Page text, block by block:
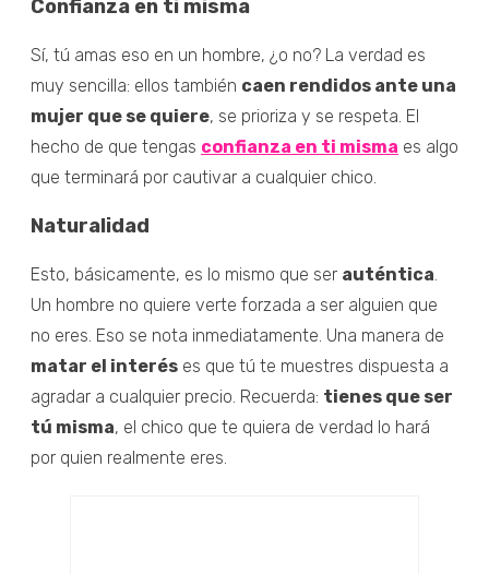
Confianza en ti misma
Sí, tú amas eso en un hombre, ¿o no? La verdad es
muy sencilla: ellos también caen rendidos ante una
mujer que se quiere, se prioriza y se respeta. El
hecho de que tengas confianza en ti misma es algo
que terminará por cautivar a cualquier chico.
Naturalidad
Esto, básicamente, es lo mismo que ser auténtica
Un hombre no quiere verte forzada a ser alguien que
no eres. Eso se nota inmediatamente. Una manera de
matar el interés es que tú te muestres dispuesta a
agradar a cualquier precio. Recuerda: tienes que ser
tú misma, el chico que te quiera de verdad lo hará
por quien realmente eres.